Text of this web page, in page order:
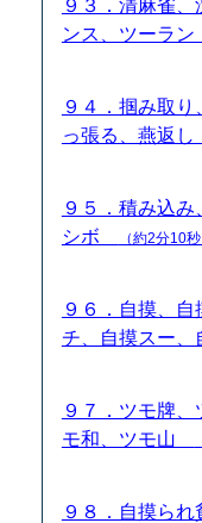
９３．清麻雀
ンス、ツーラ
９４．掴み取
っ張る、燕返
９５．積み込
シボ
（約2分10秒
９６．自摸、
チ、自摸スー
９７．ツモ牌
モ和、ツモ山
９８．自摸ら